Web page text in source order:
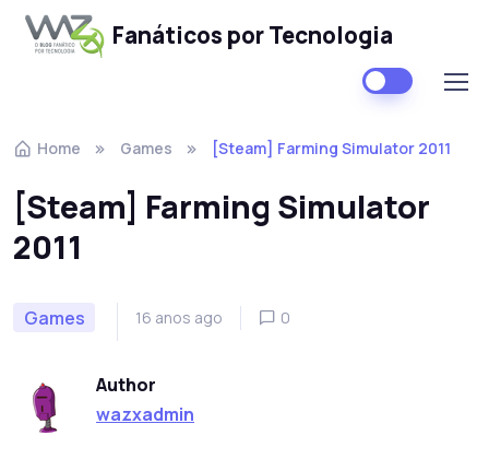
Fanáticos por Tecnologia
Home Games [Steam] Farming Simulator 2011
[Steam] Farming Simulator
2011
Games 16 anos ago 0
Author
wazxadmin